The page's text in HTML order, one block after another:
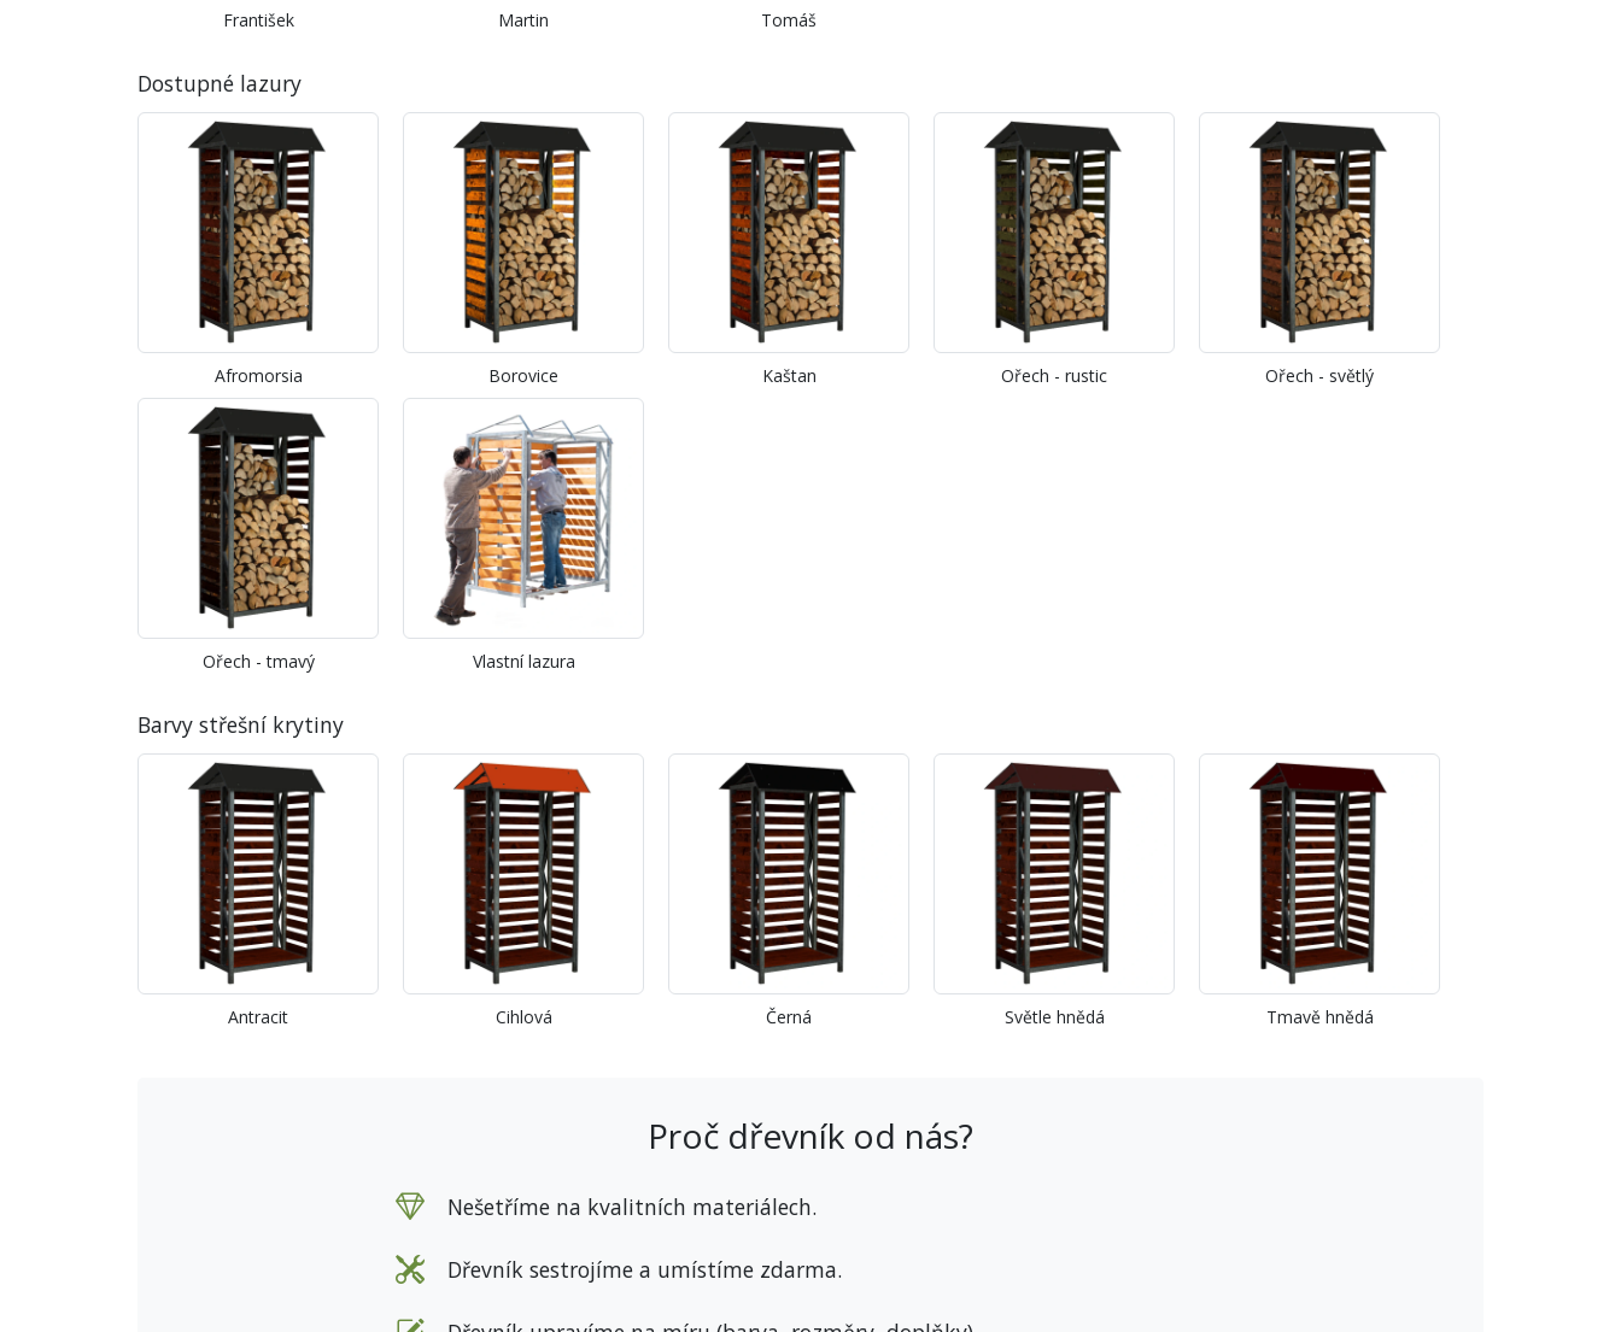
František Martin Tomáš
Dostupné lazury
Afromorsia Borovice Kaštan Ořech - rustic Ořech - světlý
Ořech - tmavý Vlastní lazura
Barvy střešní krytiny
Antracit Cihlová Černá Světle hnědá Tmavě hnědá
Proč dřevník od nás?
Nešetříme na kvalitních materiálech.
Dřevník sestrojíme a umístíme zdarma.